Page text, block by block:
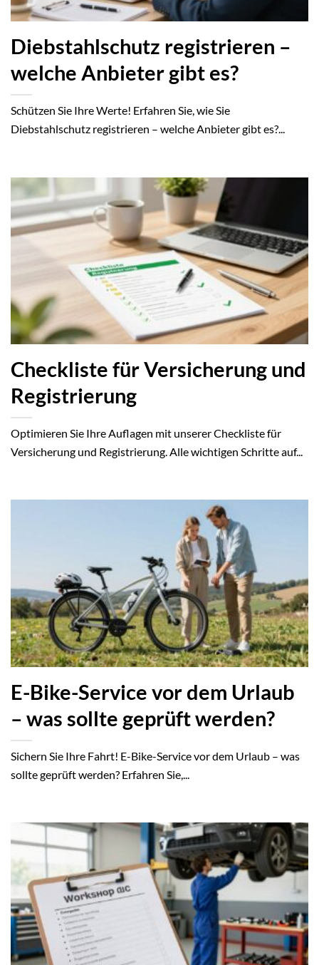
Diebstahlschutz registrieren –
welche Anbieter gibt es?
Schützen Sie Ihre Werte! Erfahren Sie, wie Sie
Diebstahlschutz registrieren – welche Anbieter gibt es?...
Checkliste für Versicherung und
Registrierung
Optimieren Sie Ihre Auflagen mit unserer Checkliste für
Versicherung und Registrierung. Alle wichtigen Schritte auf...
E-Bike-Service vor dem Urlaub
– was sollte geprüft werden?
Sichern Sie Ihre Fahrt! E-Bike-Service vor dem Urlaub – was
sollte geprüft werden? Erfahren Sie,...